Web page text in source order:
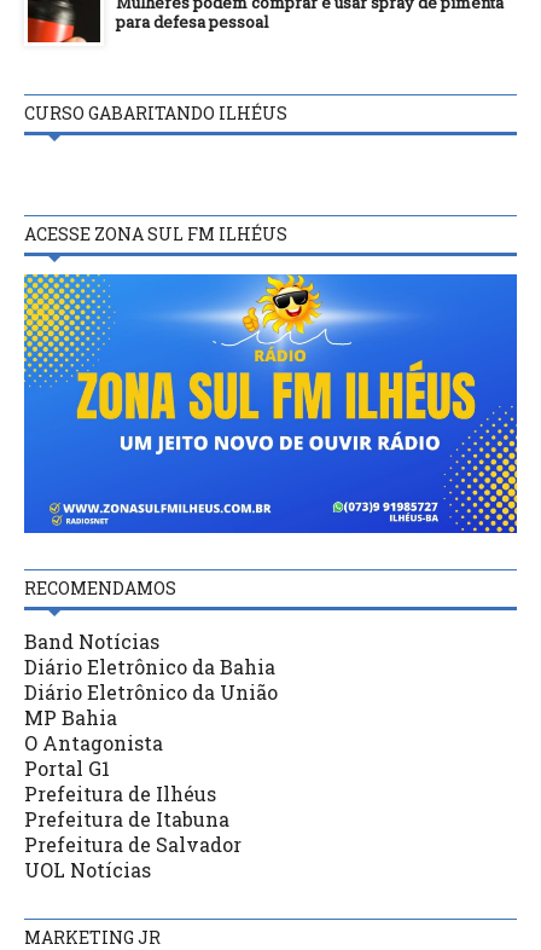
para defesa pessoal
CURSO GABARITANDO ILHÉUS
ACESSE ZONA SUL FM ILHÉUS
RECOMENDAMOS
Band Notícias
Diário Eletrônico da Bahia
Diário Eletrônico da União
MP Bahia
O Antagonista
Portal G1
Prefeitura de Ilhéus
Prefeitura de Itabuna
Prefeitura de Salvador
UOL Notícias
MARKETING JR